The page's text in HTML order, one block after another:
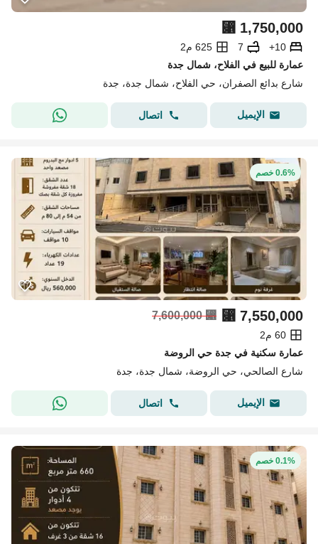
⃁ 1,750,000
10+
7
625 م2
عمارة للبيع في الفلاح، شمال جدة
شارع بدائع الصفران، حي الفلاح، شمال جدة، جدة
الإيميل اتصال
0.6% خصم
⃁ 7,550,000
⃁
7,600,000
60 م2
عمارة سكنية في جدة حي الروضة
شارع الصالحي، حي الروضة، شمال جدة، جدة
الإيميل اتصال
0.1% خصم